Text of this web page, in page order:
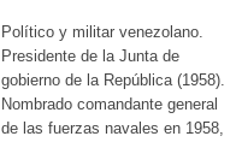
Político y militar venezolano.
Presidente de la Junta de
gobierno de la República (1958).
Nombrado comandante general
de las fuerzas navales en 1958,